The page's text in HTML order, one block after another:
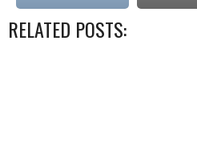
RELATED POSTS: